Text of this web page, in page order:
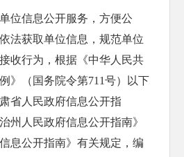
位信息公开服务，方便公
法获取单位信息，规范单位
收行为，根据《中华人民共
》（国务院令第711号）以下
省人民政府信息公开指
州人民政府信息公开指南》
息公开指南》有关规定，编